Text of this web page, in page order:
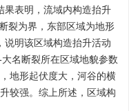
果表明，流域内构造抬升
裂为界，东部区域为地形
说明该区域构造抬升活动
名断裂所在区域地貌参数
地形起伏度大，河谷的横
较强。综上所述，区域构